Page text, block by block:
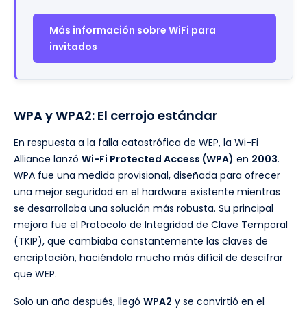
Más información sobre WiFi para
invitados
WPA y WPA2: El cerrojo estándar
En respuesta a la falla catastrófica de WEP, la Wi-Fi
Alliance lanzó Wi-Fi Protected Access (WPA) en 2003.
WPA fue una medida provisional, diseñada para ofrecer
una mejor seguridad en el hardware existente mientras
se desarrollaba una solución más robusta. Su principal
mejora fue el Protocolo de Integridad de Clave Temporal
(TKIP), que cambiaba constantemente las claves de
encriptación, haciéndolo mucho más difícil de descifrar
que WEP.
Solo un año después, llegó WPA2 y se convirtió en el